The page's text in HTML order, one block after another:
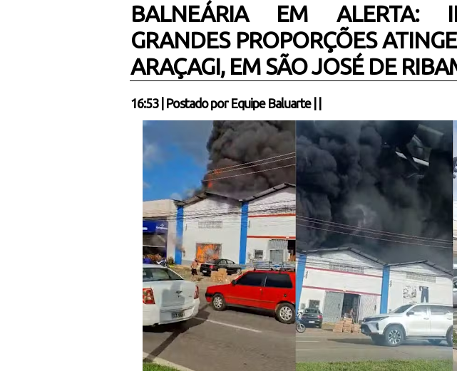
BALNEÁRIA EM ALERTA:
GRANDES PROPORÇÕES
ARAÇAGI, EM SÃO JOSÉ DE
16:53| Postado por Equipe Baluarte